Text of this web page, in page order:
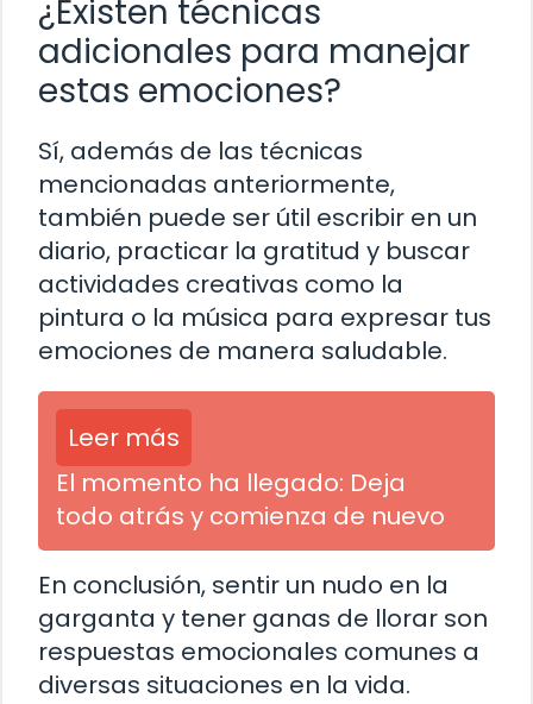
¿Existen técnicas
adicionales para manejar
estas emociones?
Sí, además de las técnicas
mencionadas anteriormente,
también puede ser útil escribir en un
diario, practicar la gratitud y buscar
actividades creativas como la
pintura o la música para expresar tus
emociones de manera saludable.
Leer más
El momento ha llegado: Deja
todo atrás y comienza de nuevo
En conclusión, sentir un nudo en la
garganta y tener ganas de llorar son
respuestas emocionales comunes a
diversas situaciones en la vida.